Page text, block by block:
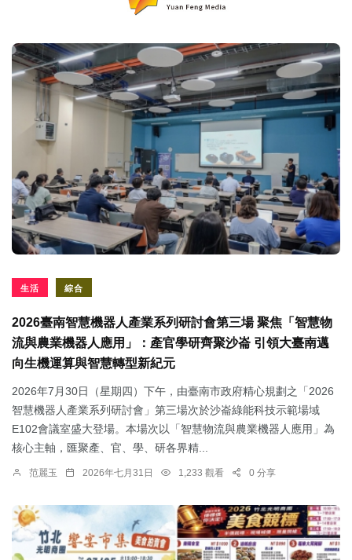
生活 綜合
2026臺南智慧機器人產業系列研討會第三場 聚焦「智慧物
流與農業機器人應用」：產官學研齊聚沙崙 引領大臺南邁
向生機運算與智慧轉型新紀元
2026年7月30日（星期四）下午，由臺南市政府精心規劃之「2026
智慧機器人產業系列研討會」第三場次於沙崙綠能科技示範場域
E102會議室盛大登場。本場次以「智慧物流與農業機器人應用」為
核心主軸，匯聚產、官、學、研各界精...
范麗玉 2026年七月31日 1,233 觀看 0 分享